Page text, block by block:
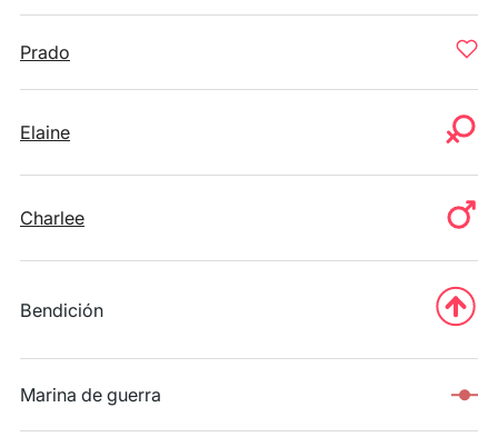
Prado
Elaine
Charlee
Bendición
Marina de guerra